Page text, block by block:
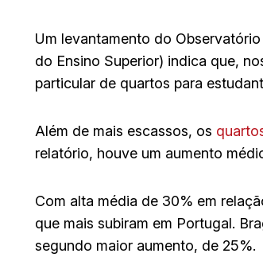
Um levantamento do
do Ensino Superior) indica que,
particular de quartos para
Além de mais escassos, os
relatório, houve um aumento
Com alta média de 30% em
que mais subiram em Portugal.
segundo maior aumento, de 25%.